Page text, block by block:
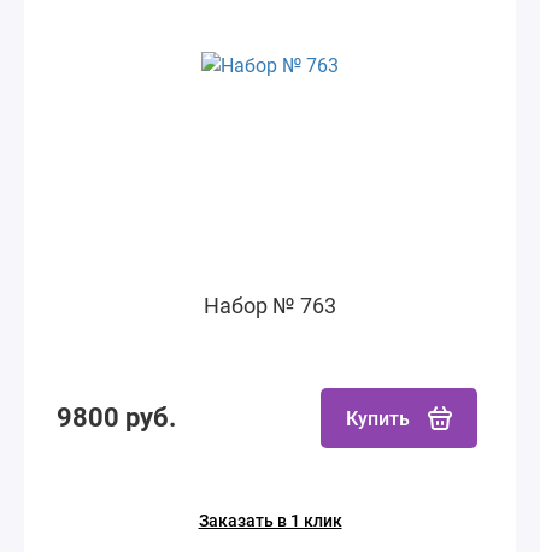
Набор № 763
9800 руб. Купить
Заказать в 1 клик